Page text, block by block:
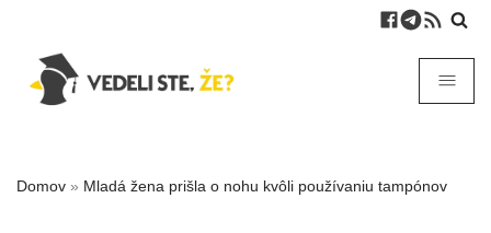
Domov » Mladá žena prišla o nohu kvôli používaniu tampónov